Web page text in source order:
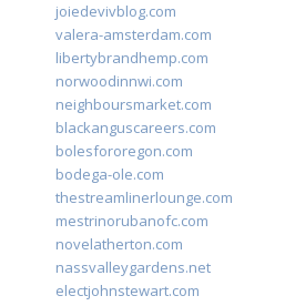
joiedevivblog.com
valera-amsterdam.com
libertybrandhemp.com
norwoodinnwi.com
neighboursmarket.com
blackanguscareers.com
bolesfororegon.com
bodega-ole.com
thestreamlinerlounge.com
mestrinorubanofc.com
novelatherton.com
nassvalleygardens.net
electjohnstewart.com